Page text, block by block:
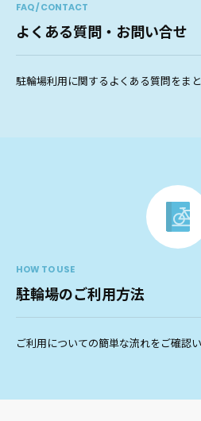
FAQ / CONTACT
よくある質問・お問い合せ
駐輪場利用に関するよくある質問をまと
HOW TO USE
駐輪場のご利用方法
ご利用についての簡単な流れをご確認い